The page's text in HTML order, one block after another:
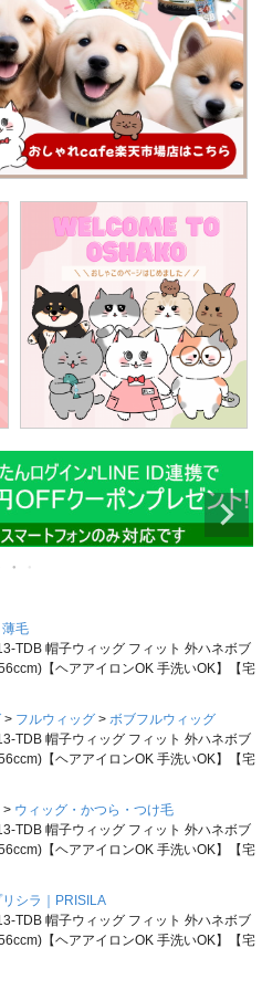
薄毛
TDB 帽子ウィッグ フィット 外ハネボブ
【ヘアアイロンOK 手洗いOK】【宅
フルウィッグ
ボブフルウィッグ
TDB 帽子ウィッグ フィット 外ハネボブ
【ヘアアイロンOK 手洗いOK】【宅
ウィッグ・かつら・つけ毛
TDB 帽子ウィッグ フィット 外ハネボブ
【ヘアアイロンOK 手洗いOK】【宅
リシラ｜PRISILA
TDB 帽子ウィッグ フィット 外ハネボブ
【ヘアアイロンOK 手洗いOK】【宅